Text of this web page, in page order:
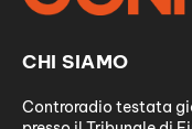
CHI SIAMO
Controradio testata